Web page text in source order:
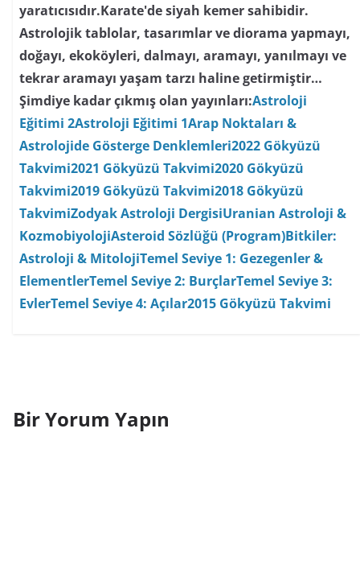
yaratıcısıdır.Karate'de siyah kemer sahibidir.
Astrolojik tablolar, tasarımlar ve diorama yapmayı,
doğayı, ekoköyleri, dalmayı, aramayı, yanılmayı ve
tekrar aramayı yaşam tarzı haline getirmiştir…
Şimdiye kadar çıkmış olan yayınları:Astroloji
Eğitimi 2Astroloji Eğitimi 1Arap Noktaları &
Astrolojide Gösterge Denklemleri2022 Gökyüzü
Takvimi2021 Gökyüzü Takvimi2020 Gökyüzü
Takvimi2019 Gökyüzü Takvimi2018 Gökyüzü
TakvimiZodyak Astroloji DergisiUranian Astroloji &
KozmobiyolojiAsteroid Sözlüğü (Program)Bitkiler:
Astroloji & MitolojiTemel Seviye 1: Gezegenler &
ElementlerTemel Seviye 2: BurçlarTemel Seviye 3:
EvlerTemel Seviye 4: Açılar2015 Gökyüzü Takvimi
Bir Yorum Yapın